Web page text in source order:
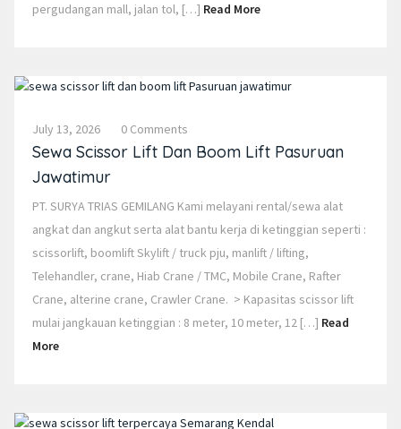
pergudangan mall, jalan tol, […] Read More
July 13, 2026 0 Comments
Sewa Scissor Lift Dan Boom Lift Pasuruan
Jawatimur
PT. SURYA TRIAS GEMILANG Kami melayani rental/sewa alat
angkat dan angkut serta alat bantu kerja di ketinggian seperti :
scissorlift, boomlift Skylift / truck pju, manlift / lifting,
Telehandler, crane, Hiab Crane / TMC, Mobile Crane, Rafter
Crane, alterine crane, Crawler Crane. > Kapasitas scissor lift
mulai jangkauan ketinggian : 8 meter, 10 meter, 12 […] Read
More